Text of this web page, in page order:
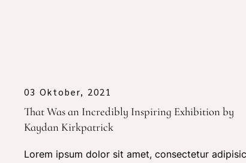
03 Oktober, 2021
That Was an Incredibly Inspiring Exhibition by
Kaydan Kirkpatrick
Lorem ipsum dolor sit amet, consectetur